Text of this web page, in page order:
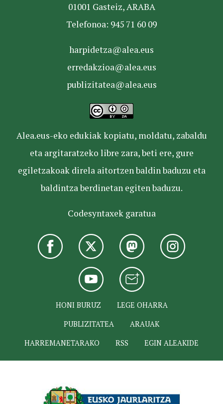
01001 Gasteiz, ARABA
Telefonoa: 945 71 60 09
harpidetza@alea.eus
erredakzioa@alea.eus
publizitatea@alea.eus
Alea.eus-eko edukiak kopiatu, moldatu, zabaldu
eta argitaratzeko libre zara, beti ere, gure
egiletzakoak direla aitortzen baldin baduzu eta
baldintza berdinetan egiten baduzu.
Codesyntaxek garatua
HONI BURUZ
LEGE OHARRA
PUBLIZITATEA
ARAUAK
HARREMANETARAKO
RSS EGIN ALEAKIDE